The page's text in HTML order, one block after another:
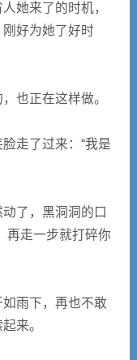
她来了的时机，
好为她了好时
也正在这样做。
走了过来：“我是
了，黑洞洞的口
再走一步就打碎你
雨下，再也不敢
来。